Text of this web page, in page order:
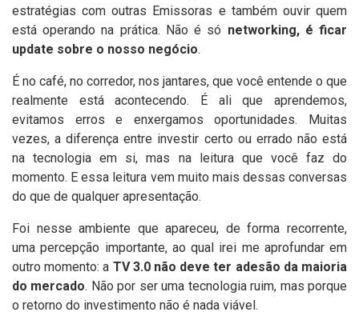
estratégias com outras Emissoras e também ouvir quem
está operando na prática. Não é só networking, é ficar
update sobre o nosso negócio.
É no café, no corredor, nos jantares, que você entende o que
realmente está acontecendo. É ali que aprendemos,
evitamos erros e enxergamos oportunidades. Muitas
vezes, a diferença entre investir certo ou errado não está
na tecnologia em si, mas na leitura que você faz do
momento. E essa leitura vem muito mais dessas conversas
do que de qualquer apresentação.
Foi nesse ambiente que apareceu, de forma recorrente,
uma percepção importante, ao qual irei me aprofundar em
outro momento: a TV 3.0 não deve ter adesão da maioria
do mercado. Não por ser uma tecnologia ruim, mas porque
o retorno do investimento não é nada viável.